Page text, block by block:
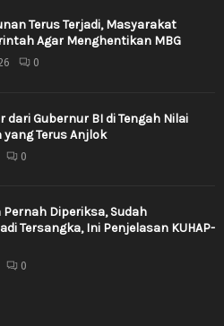
Terus Terjadi, Masyarakat
Agar Menghentikan MBG
0
dari Gubernur BI di Tengah Nilai
yang Terus Anjlok
0
Pernah Diperiksa, Sudah
Tersangka, Ini Penjelasan KUHAP-
0